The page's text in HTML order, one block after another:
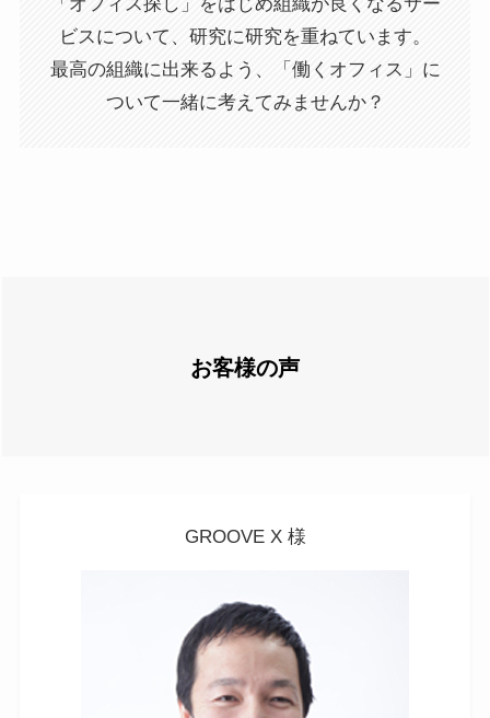
「オフィス探し」をはじめ組織が良くなるサー
ビスについて、研究に研究を重ねています。
最高の組織に出来るよう、「働くオフィス」に
ついて一緒に考えてみませんか？
お客様の声
GROOVE X 様